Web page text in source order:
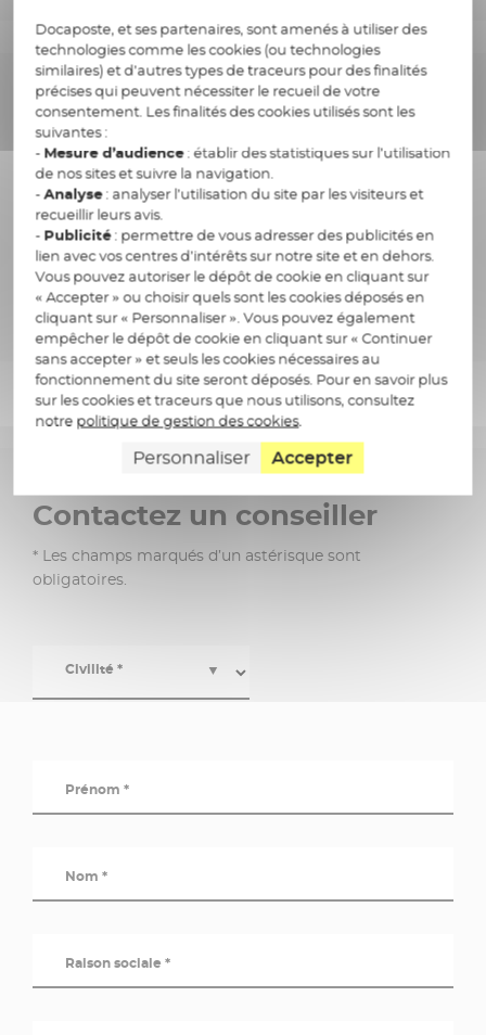
Maintenance et exploitation
L’accompagnement dans la maintenance et
l’exploitation quotidienne de leurs applications
Contactez un conseiller
* Les champs marqués d’un astérisque sont
obligatoires.
Civilité * ▼
Prénom *
Nom *
Raison sociale *
Docaposte, et ses partenaires, sont amenés à utiliser des
technologies comme les cookies (ou technologies
similaires) et d’autres types de traceurs pour des finalités
précises qui peuvent nécessiter le recueil de votre
consentement. Les finalités des cookies utilisés sont les
suivantes :
- Mesure d’audience: établir des statistiques sur l’utilisation
de nos sites et suivre la navigation.
-Analyse: analyser l’utilisation du site par les visiteurs et
recueillir leurs avis.
- Publicité: permettre de vous adresser des publicités en
lien avec vos centres d’intérêts sur notre site et en dehors.
Vous pouvez autoriser le dépôt de cookie en cliquant sur
« Accepter » ou choisir quels sont les cookies déposés en
cliquant sur « Personnaliser ». Vous pouvez également
empêcher le dépôt de cookie en cliquant sur « Continuer
sans accepter » et seuls les cookies nécessaires au
fonctionnement du site seront déposés. Pour en savoir plus
sur les cookies et traceurs que nous utilisons, consultez
notre politique de gestion des cookies.
Personnaliser Accepter